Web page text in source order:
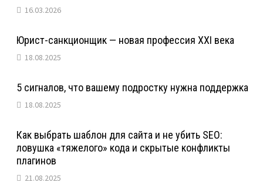
16.03.2026
Юрист-санкционщик — новая профессия XXI века
18.08.2025
5 сигналов, что вашему подростку нужна поддержка
18.08.2025
Как выбрать шаблон для сайта и не убить SEO:
ловушка «тяжелого» кода и скрытые конфликты
плагинов
21.08.2025